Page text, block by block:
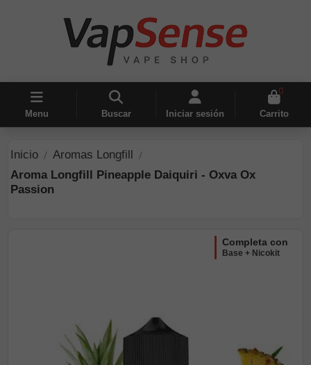
Menu Buscar Iniciar sesión
0
Carrito
Inicio
Aromas Longfill
Aroma Longfill Pineapple Daiquiri - Oxva Ox
Passion
completa con
Base + Nicokit